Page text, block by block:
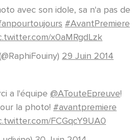
avec son idole, sa n'a pas de
#AvantPremiere
x0aMRgdLzk
29 Juin 2014
a l'équipe @ATouteEpreuve!
la photo! #avantpremiere
FCGqcY9UA0